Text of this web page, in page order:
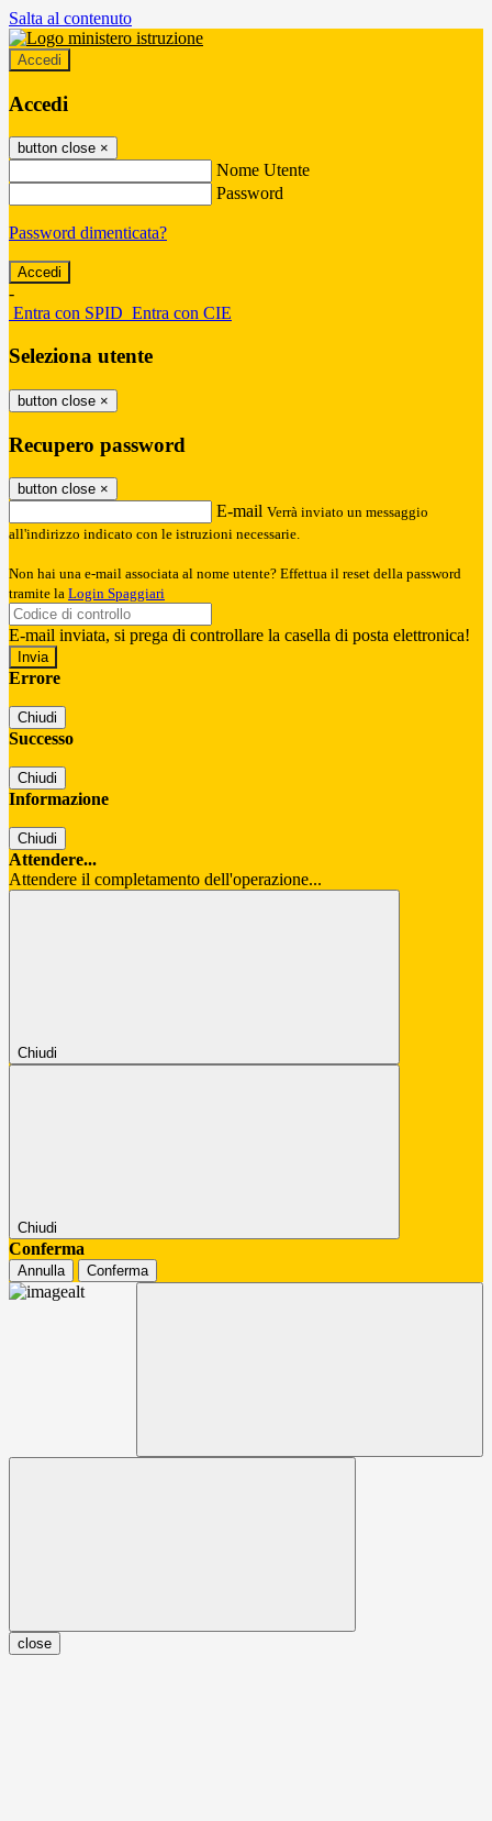
Salta al contenuto
Accedi
Accedi
button close ×
Nome Utente
Password
Password dimenticata?
-
Entra con SPID Entra con CIE
Seleziona utente
button close ×
Recupero password
button close ×
E-mail Verrà inviato un messaggio
all'indirizzo indicato con le istruzioni necessarie.
Non hai una e-mail associata al nome utente? Effettua il reset della password
tramite la Login Spaggiari
E-mail inviata, si prega di controllare la casella di posta elettronica!
Errore
Chiudi
Successo
Chiudi
Informazione
Chiudi
Attendere...
Attendere il completamento dell'operazione...
Chiudi
Chiudi
Conferma
Annulla Conferma
close